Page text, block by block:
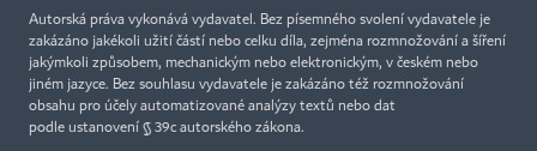
Autorská práva vykonává vydavatel. Bez písemného svolení vydavatele je
zakázáno jakékoli užití částí nebo celku díla, zejména rozmnožování a šíření
jakýmkoli způsobem, mechanickým nebo elektronickým, v českém nebo
jiném jazyce. Bez souhlasu vydavatele je zakázáno též rozmnožování
obsahu pro účely automatizované analýzy textů nebo dat
podle ustanovení § 39c autorského zákona.